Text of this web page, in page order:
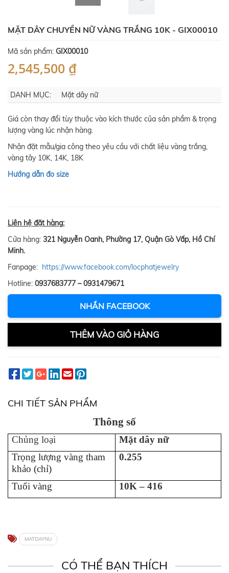
MẶT DÂY CHUYỀN NỮ VÀNG TRẮNG 10K - GIX00010
Mã sản phẩm: GIX00010
2,545,500 ₫
DANH MỤC: Mặt dây nữ
Giá còn thay đổi tùy thuộc vào kích thước của sản phẩm & trọng
lượng vàng lúc nhận hàng.
Nhận đặt mẫu/gia công theo yêu cầu với chất liệu vàng trắng,
vàng tây 10K, 14K, 18K
Hướng dẫn đo size
Liên hệ đặt hàng:
Cửa hàng: 321 Nguyễn Oanh, Phường 17, Quận Gò Vấp, Hồ Chí
Minh.
Fanpage: https://www.facebook.com/locphatjewelry
Hotline: 0937683777 – 0931479671
NHẮN FACEBOOK
THÊM VÀO GIỎ HÀNG
CHI TIẾT SẢN PHẨM
Thông số
Chủng loại
Mặt dây nữ
Trọng lượng vàng tham
khảo (chỉ)
0.255
Tuổi vàng 10K – 416
MATDAYNU
CÓ THỂ BẠN THÍCH